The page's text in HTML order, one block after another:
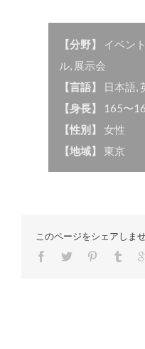
【分野】 イベント
ル, 展示会
【言語】
日本語,
【身長】
165〜
【性別】 女性
【地域】 東京
このページをシェアしま